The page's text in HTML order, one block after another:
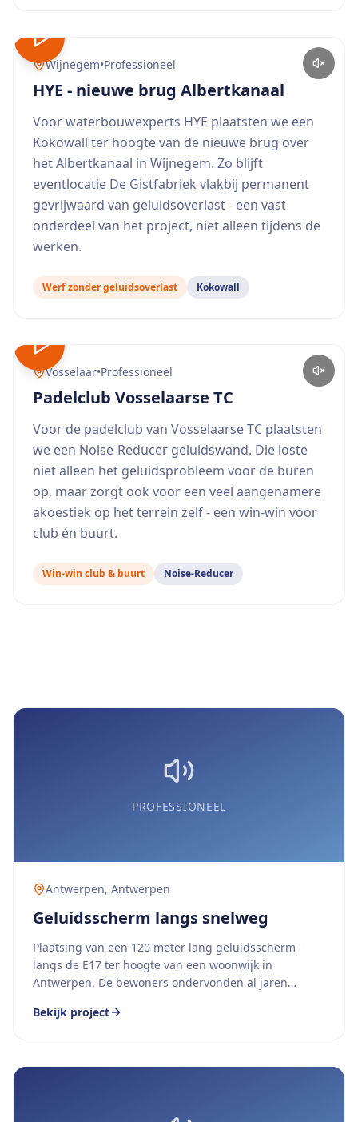
Wijnegem•Professioneel
HYE - nieuwe brug Albertkanaal
Voor waterbouwexperts HYE plaatsten we een
Kokowall ter hoogte van de nieuwe brug over
het Albertkanaal in Wijnegem. Zo blijft
eventlocatie De Gistfabriek vlakbij permanent
gevrijwaard van geluidsoverlast - een vast
onderdeel van het project, niet alleen tijdens de
werken.
Werf zonder geluidsoverlast Kokowall
Vosselaar•Professioneel
Padelclub Vosselaarse TC
Voor de padelclub van Vosselaarse TC plaatsten
we een Noise-Reducer geluidswand. Die loste
niet alleen het geluidsprobleem voor de buren
op, maar zorgt ook voor een veel aangenamere
akoestiek op het terrein zelf - een win-win voor
club én buurt.
Win-win club & buurt Noise-Reducer
PROFESSIONEEL
Antwerpen, Antwerpen
Geluidsscherm langs snelweg
Plaatsing van een 120 meter lang geluidsscherm
langs de E17 ter hoogte van een woonwijk in
Antwerpen. De bewoners ondervonden al jaren
snelwegverkeer.
Bekijk project